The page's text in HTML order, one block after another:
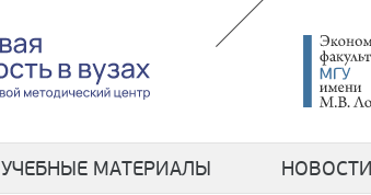
УЧЕБНЫЕ МАТЕРИАЛЫ